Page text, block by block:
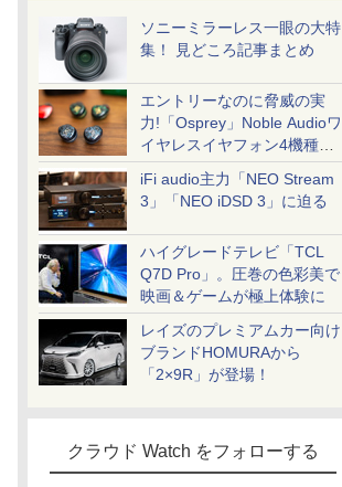
ソニーミラーレス一眼の大特
集！ 見どころ記事まとめ
エントリーなのに脅威の実
力!「Osprey」Noble Audioワ
イヤレスイヤフォン4機種を
一気に聴く
iFi audio主力「NEO Stream
3」「NEO iDSD 3」に迫る
ハイグレードテレビ「TCL
Q7D Pro」。圧巻の色彩美で
映画＆ゲームが極上体験に
レイズのプレミアムカー向け
ブランドHOMURAから
「2×9R」が登場！
クラウド Watch をフォローする